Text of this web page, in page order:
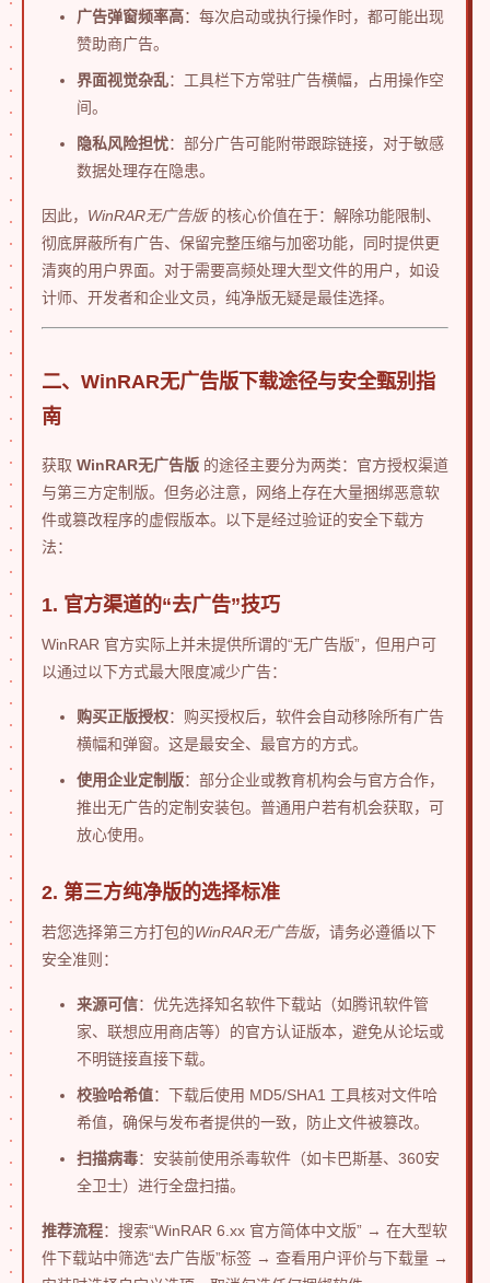
广告弹窗频率高：每次启动或执行操作时，都可能出现
赞助商广告。
界面视觉杂乱：工具栏下方常驻广告横幅，占用操作空
间。
隐私风险担忧：部分广告可能附带跟踪链接，对于敏感
数据处理存在隐患。
因此， WinRAR无广告版的核心价值在于：解除功能限制、
彻底屏蔽所有广告、保留完整压缩与加密功能，同时提供更
清爽的用户界面。对于需要高频处理大型文件的用户，如设
计师、开发者和企业文员，纯净版无疑是最佳选择。
二、WinRAR无广告版下载途径与安全甄别指
南
获取 WinRAR无广告版 的途径主要分为两类：官方授权渠道
与第三方定制版。但务必注意，网络上存在大量捆绑恶意软
件或篡改程序的虚假版本。以下是经过验证的安全下载方
法：
1. 官方渠道的“去广告”技巧
WinRAR 官方实际上并未提供所谓的“无广告版”，但用户可
以通过以下方式最大限度减少广告：
购买正版授权：购买授权后，软件会自动移除所有广告
横幅和弹窗。这是最安全、最官方的方式。
使用企业定制版：部分企业或教育机构会与官方合作，
推出无广告的定制安装包。普通用户若有机会获取，可
放心使用。
2. 第三方纯净版的选择标准
若您选择第三方打包的WinRAR无广告版，请务必遵循以下
安全准则：
来源可信：优先选择知名软件下载站（如腾讯软件管
家、联想应用商店等）的官方认证版本，避免从论坛或
不明链接直接下载。
校验哈希值：下载后使用 MD5/SHA1 工具核对文件哈
希值，确保与发布者提供的一致，防止文件被篡改。
扫描病毒：安装前使用杀毒软件（如卡巴斯基、360安
全卫士）进行全盘扫描。
推荐流程：搜索“WinRAR 6.xx 官方简体中文版” → 在大型软
件下载站中筛选“去广告版”标签 → 查看用户评价与下载量 →